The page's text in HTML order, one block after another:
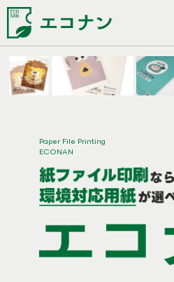
Paper File Printing
ECONAN